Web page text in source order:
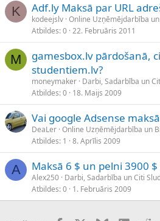
K Adf.ly Maksā par URL
kodeejslv Online Uzņēmējdarbība
Atbildes 0 22. Februāris 2011
M
gamesbox.lv pārdošanā,
studentiem.lv?
moneymaker Darbi, Sadarbība un
Atbildes 0 18. Maijs 2009
Vai google Adsense
DeaLer Online Uzņēmējdarbība un
Atbildes 1 8. Aprīlis 2009
A Maksā 6 $ un pelni 3900
Alex250 Darbi, Sadarbība un Citi
Atbildes 0 1. Februāris 2009